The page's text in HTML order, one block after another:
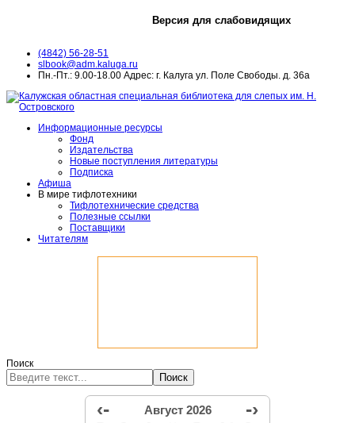
Версия для слабовидящих
(4842) 56-28-51
slbook@adm.kaluga.ru
Пн.-Пт.: 9.00-18.00 Адрес: г. Калуга ул. Поле Свободы. д. 36а
Информационные ресурсы
Фонд
Издательства
Новые поступления литературы
Подписка
Афиша
В мире тифлотехники
Тифлотехнические средства
Полезные ссылки
Поставщики
Читателям
Поиск
Поиск
‹- Август 2026 -›